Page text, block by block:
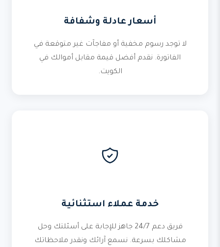
أسعار عادلة وشفافة
لا توجد رسوم مخفية أو مفاجآت غير متوقعة في
الفاتورة. نقدم أفضل قيمة مقابل أموالك في
الكويت.
خدمة عملاء استثنائية
فريق دعم 24/7 جاهز للإجابة على أسئلتك وحل
مشاكلك بسرعة. نسمع آرائك ونقدر ملاحظاتك